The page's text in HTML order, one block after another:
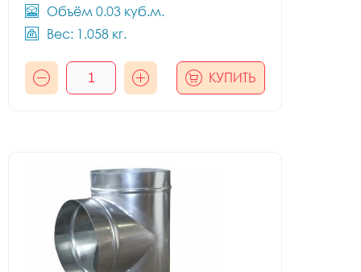
Объём 0.03 куб.м.
Вес: 1.058 кг.
КУПИТЬ